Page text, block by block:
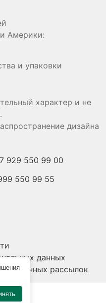
Америки:
и упаковки
характер и не
дизайна
929 550 99 00
550 99 55
данных
рассылок